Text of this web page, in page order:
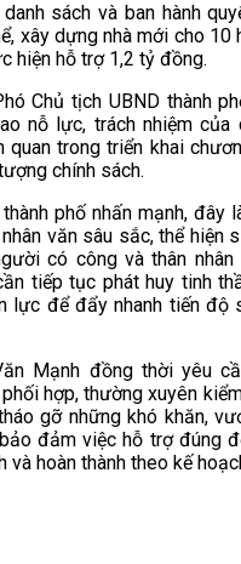
sách và ban hành
xây dựng nhà mới cho 10
hiện hỗ trợ 1,2 tỷ đồng.
Chủ tịch UBND thành
nỗ lực, trách nhiệm của
trong triển khai
chính sách.
phố nhấn mạnh, đây
văn sâu sắc, thể hiện
có công và thân
tiếp tục phát huy tinh
lực để đẩy nhanh tiến độ
Mạnh đồng thời yêu
hợp, thường xuyên
gỡ những khó khăn,
đảm việc hỗ trợ đúng
và hoàn thành theo kế